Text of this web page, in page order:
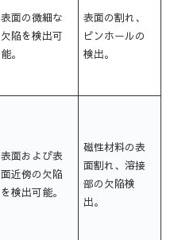
表面の微細な
欠陥を検出可
能。
表面の割れ、
ピンホールの
検出。
表面および表
面近傍の欠陥
を検出可能。
磁性材料の表
面割れ、溶接
部の欠陥検
出。